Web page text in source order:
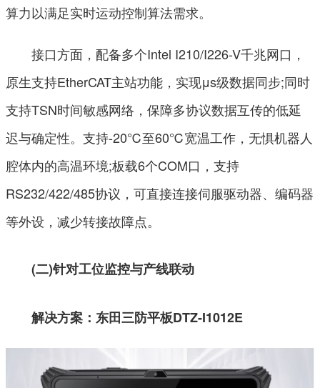
算力以满足实时运动控制算法需求。
接口方面，配备多个Intel I210/I226-V千兆网口，
原生支持EtherCAT主站功能，实现μs级数据同步;同时
支持TSN时间敏感网络，保障多协议数据互传的低延
迟与确定性。支持-20℃至60℃宽温工作，无惧机器人
腔体内的高温环境;板载6个COM口，支持
RS232/422/485协议，可直接连接伺服驱动器、编码器
等外设，减少转接故障点。
(二)针对工位监控与产线联动
解决方案：东田三防平板DTZ-I1012E